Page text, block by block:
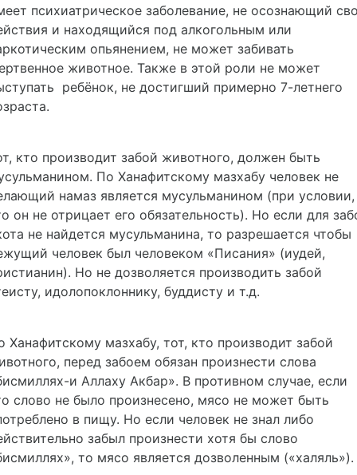
психиатрическое заболевание, не осознающий
и находящийся под алкогольным или
опьянением, не может забивать
животное. Также в этой роли не может
ребёнок, не достигший примерно 7-летнего
кто производит забой животного, должен быть
По Ханафитскому мазхабу человек не
намаз является мусульманином (при условии,
он не отрицает его обязательность). Но если для
не найдется мусульманина, то разрешается чтобы
человек был человеком «Писания» (иудей,
Но не дозволяется производить забой
идолопоклоннику, буддисту и т.д.
Ханафитскому мазхабу, тот, кто производит забой
перед забоем обязан произнести слова
и Аллаху Акбар». В противном случае, если
слово не было произнесено, мясо не может быть
в пищу. Но если человек не знал либо
забыл произнести хотя бы слово
то мясо является дозволенным («халяль»).